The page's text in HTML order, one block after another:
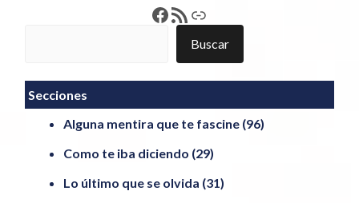
Francisco Pérez
Feed RSSEnlace
Buscar
Secciones
Alguna mentira que te fascine (96)
Como te iba diciendo (29)
Lo último que se olvida (31)